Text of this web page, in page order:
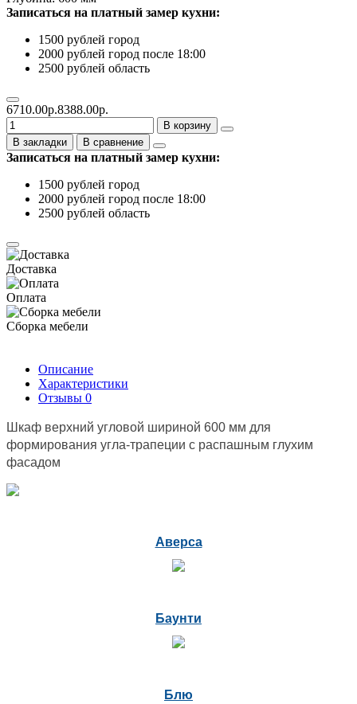
Записаться на платный замер кухни:
1500 рублей город
2000 рублей город после 18:00
2500 рублей область
6710.00р.8388.00р.
В корзину
В закладки
В сравнение
Записаться на платный замер кухни:
1500 рублей город
2000 рублей город после 18:00
2500 рублей область
Доставка
Оплата
Сборка мебели
Описание
Характеристики
Отзывы 0
Шкаф верхний угловой шириной 600 мм для
формирования угла-трапеции с распашным глухим
фасадом
Аверса
Баунти
Блю